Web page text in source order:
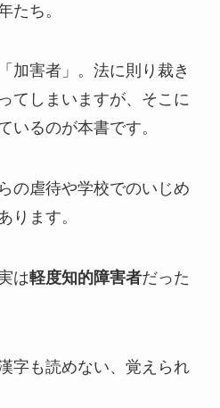
たち。
加害者」。法に則り裁き
てしまいますが、そこに
いるのが本書です。
の虐待や学校でのいじめ
ります。
は軽度知的障害者だった
字も読めない、覚えられ